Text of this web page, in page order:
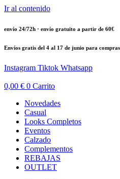
Ir al contenido
envío 24/72h · envío gratuito a partir de 60€
Envíos gratis del 4 al 17 de junio para
Instagram Tiktok Whatsapp
0,00 € 0 Carrito
Novedades
Casual
Looks Completos
Eventos
Calzado
Complementos
REBAJAS
OUTLET